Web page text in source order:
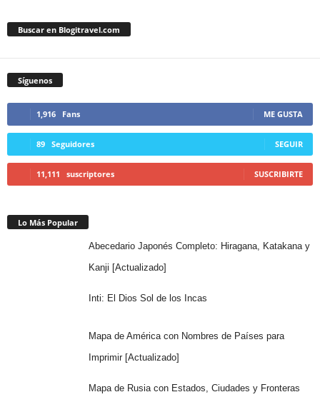
Buscar en Blogitravel.com
Síguenos
1,916 Fans ME GUSTA
89 Seguidores SEGUIR
11,111 suscriptores SUSCRIBIRTE
Lo Más Popular
Abecedario Japonés Completo: Hiragana, Katakana y
Kanji [Actualizado]
Inti: El Dios Sol de los Incas
Mapa de América con Nombres de Países para
Imprimir [Actualizado]
Mapa de Rusia con Estados, Ciudades y Fronteras